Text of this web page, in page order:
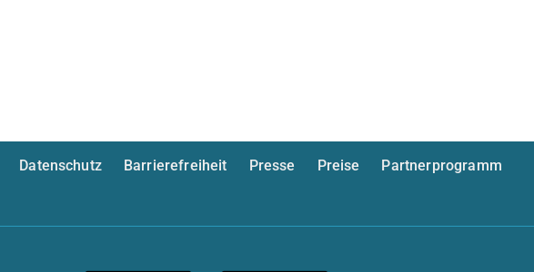
Datenschutz Barrierefreiheit Presse Preise
Partnerprogramm